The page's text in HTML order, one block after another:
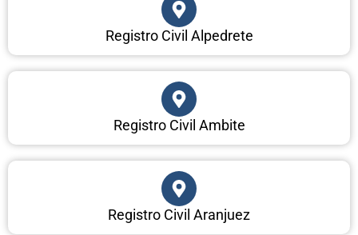
Registro Civil Alpedrete
Registro Civil Ambite
Registro Civil Aranjuez